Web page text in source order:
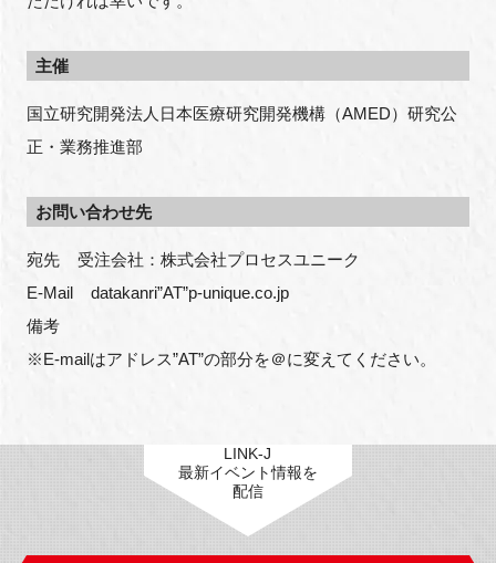
主催
国立研究開発法人日本医療研究開発機構（AMED）研究公
正・業務推進部
お問い合わせ先
宛先    受注会社：株式会社プロセスユニーク
E-Mail    datakanri”AT”p-unique.co.jp
備考
※E-mailはアドレス”AT”の部分を＠に変えてください。
LINK-J
最新イベント情報を
配信